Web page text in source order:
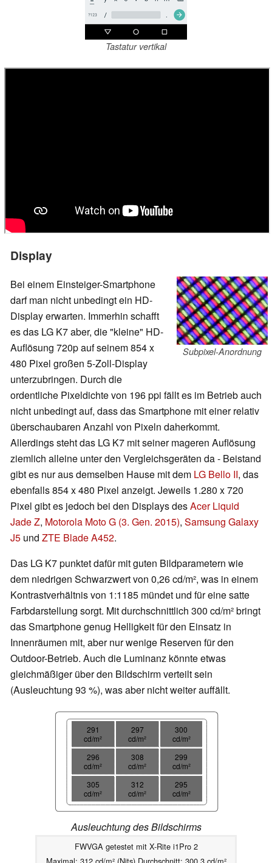
Tastatur vertikal
Display
Subpixel-Anordnung
Bei einem Einsteiger-Smartphone
darf man nicht unbedingt ein HD-
Display erwarten. Immerhin schafft
es das LG K7 aber, die "kleine" HD-
Auflösung 720p auf seinem 854 x
480 Pixel großen 5-Zoll-Display
unterzubringen. Durch die
ordentliche Pixeldichte von 196 ppi fällt es im Betrieb auch
nicht unbedingt auf, dass das Smartphone mit einer relativ
überschaubaren Anzahl von Pixeln daherkommt.
Allerdings steht das LG K7 mit seiner mageren Auflösung
ziemlich alleine unter den Vergleichsgeräten da - Beistand
gibt es nur aus demselben Hause mit dem LG Bello II, das
ebenfalls 854 x 480 Pixel anzeigt. Jeweils 1.280 x 720
Pixel gibt es jedoch bei den Displays desAcer Liquid
Jade Z, Motorola Moto G (3. Gen. 2015), Samsung Galaxy
J5 und ZTE Blade A452.
Das LG K7 punktet dafür mit guten Bildparametern wie
dem niedrigen Schwarzwert von 0,26 cd/m², was in einem
Kontrastverhältnis von 1:1185 mündet und für eine satte
Farbdarstellung sorgt. Mit durchschnittlich 300 cd/m² bringt
das Smartphone genug Helligkeit für den Einsatz in
Innenräumen mit, aber nur wenige Reserven für den
Outdoor-Betrieb. Auch die Luminanz könnte etwas
gleichmäßiger über den Bildschirm verteilt sein
(Ausleuchtung 93 %), was aber nicht weiter auffällt.
291
cd/m²
297
cd/m²
300
cd/m²
296
cd/m²
308
cd/m²
299
cd/m²
305
cd/m²
312
cd/m²
295
cd/m²
Ausleuchtung des Bildschirms
FWVGA getestet mit X-Rite i1Pro 2